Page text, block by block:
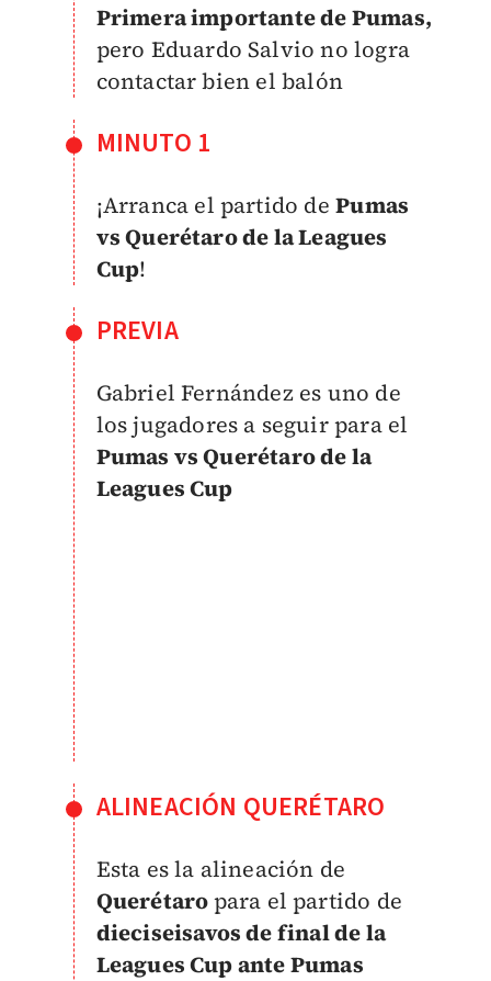
Primera importante de Pumas,
pero Eduardo Salvio no logra
contactar bien el balón
MINUTO 1
¡Arranca el partido dePumas
vs Querétaro de la Leagues
Cup!
PREVIA
Gabriel Fernández es uno de
los jugadores a seguir para el
Pumas vs Querétaro de la
Leagues Cup
ALINEACIÓN QUERÉTARO
Esta es la alineación de
Querétaropara el partido de
dieciseisavos de final de la
Leagues Cup ante Pumas